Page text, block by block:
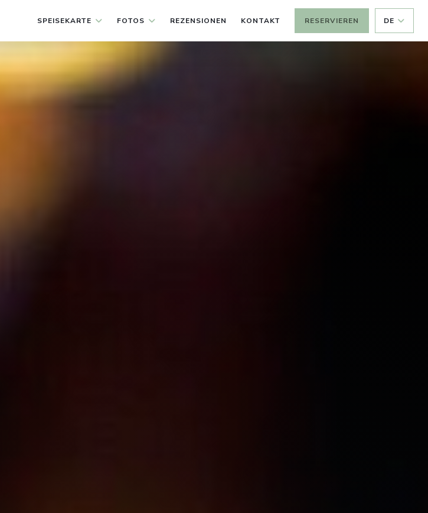
SPEISEKARTE FOTOS REZENSIONEN KONTAKT RESERVIEREN DE